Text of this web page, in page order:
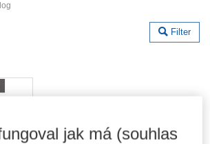
Filter
jak má (souhlas